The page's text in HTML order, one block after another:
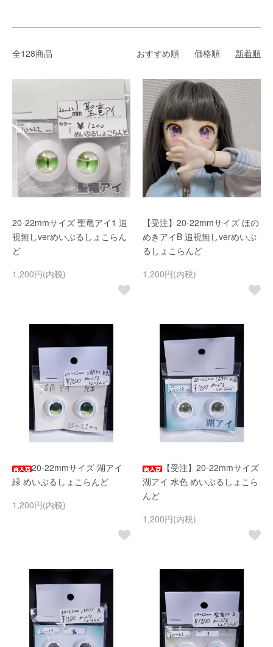
全128商品 おすすめ順 価格順 新着順
20-22mmサイズ 聖竜アイ1 追
視無しverめいぷるしょこらん
ど
1,200円(内税)
【受注】20-22mmサイズ ほの
めきアイB 追視無しverめいぷ
るしょこらんど
1,200円(内税)
20-22mmサイズ 湖アイ
緑 めいぷるしょこらんど
1,200円(内税)
【受注】20-22mmサイズ
湖アイ 水色 めいぷるしょこら
んど
1,200円(内税)